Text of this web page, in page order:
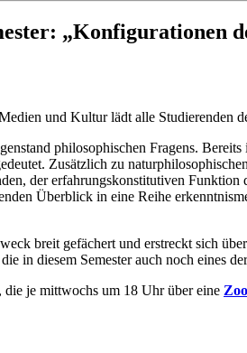
„Konfigurationen
und Kultur lädt alle Studierenden
philosophischen Fragens.
Zusätzlich zu
der erfahrungskonstitutiven
Überblick in eine Reihe
breit gefächert und erstreckt sich
in diesem Semester auch noch eines
die je mittwochs um 18 Uhr über eine